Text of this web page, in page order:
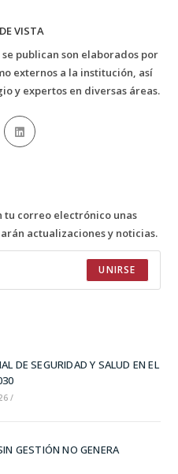
VISTA
publican son elaborados por
externos a la institución, así
y expertos en diversas áreas.
tu correo electrónico unas
actualizaciones y noticias.
UNIRSE
DE SEGURIDAD Y SALUD EN EL
/
GESTIÓN NO GENERA